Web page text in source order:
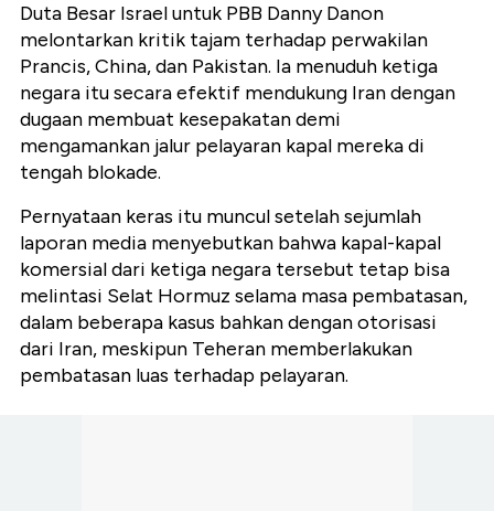
Duta Besar Israel untuk PBB Danny Danon
melontarkan kritik tajam terhadap perwakilan
Prancis, China, dan Pakistan. Ia menuduh ketiga
negara itu secara efektif mendukung Iran dengan
dugaan membuat kesepakatan demi
mengamankan jalur pelayaran kapal mereka di
tengah blokade.
Pernyataan keras itu muncul setelah sejumlah
laporan media menyebutkan bahwa kapal-kapal
komersial dari ketiga negara tersebut tetap bisa
melintasi Selat Hormuz selama masa pembatasan,
dalam beberapa kasus bahkan dengan otorisasi
dari Iran, meskipun Teheran memberlakukan
pembatasan luas terhadap pelayaran.